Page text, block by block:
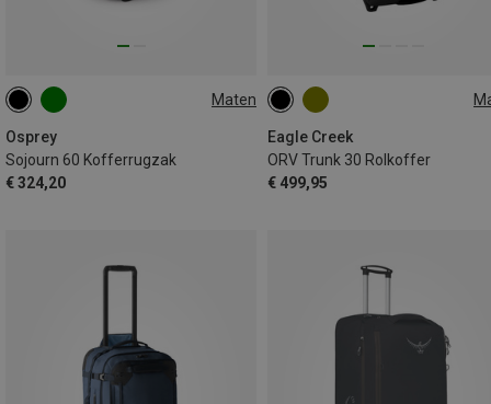
Maten
Osprey
Sojourn 60 Kofferrugzak
€ 324,20
60L
Eagle Creek
ORV Trunk 30 Rolkoffer
€ 499,95
115L